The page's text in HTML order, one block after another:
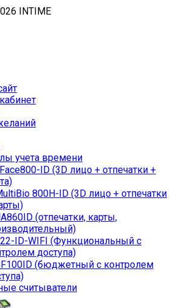
INTIME
учета времени
ID (3D лицо + отпечатки +
800H-ID (3D лицо + отпечатки
(отпечатки, карты,
ID-WIFI (Функциональный с
доступа)
(бюджетный с контролем
считыватели